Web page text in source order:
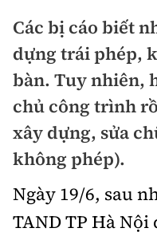
Chính trị
Xã hội
Chuyện dọc đường
Cải chính
Xây dựng
Chỉ đạo điều hành
Quy hoạch kiến trúc
Vật liệu xây dựng
Giám định chất lượng
Giao thông
Quản lý
Đường bộ
Hàng không
Kinh tế
Thị trường
Tài chính
Pháp luật
Thanh tra
An toàn giao thông
Các bị cáo biết
dựng trái phép,
bàn. Tuy nhiên,
chủ công trình
xây dựng, sửa
không phép).
Ngày 19/6, sau
TAND TP Hà